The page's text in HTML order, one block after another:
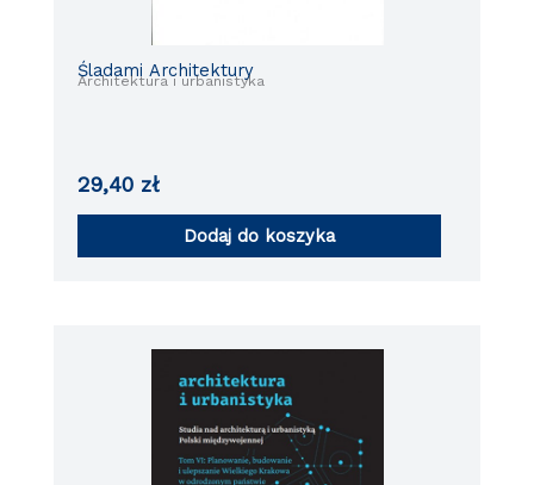
Architektura i urbanistyka
Śladami Architektury
29,40 zł
Dodaj do koszyka